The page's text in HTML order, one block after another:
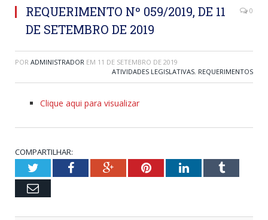
REQUERIMENTO Nº 059/2019, DE 11
DE SETEMBRO DE 2019
0
POR ADMINISTRADOR EM 11 DE SETEMBRO DE 2019
ATIVIDADES LEGISLATIVAS, REQUERIMENTOS
Clique aqui para visualizar
COMPARTILHAR:
TwitterFacebookGoogle+PinterestLinkedInTumblr
Email